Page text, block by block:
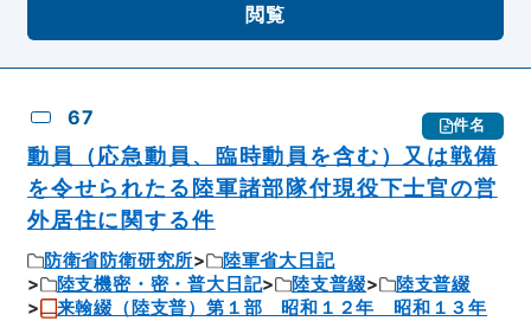
閲覧
67 件名
動員（応急動員、臨時動員を含む）又は戦備
を令せられたる陸軍諸部隊付現役下士官の営
外居住に関する件
防衛省防衛研究所
陸軍省大日記
陸支機密・密・普大日記
陸支普綴
陸支普綴
来翰綴（陸支普）第１部 昭和１２年 昭和１３年